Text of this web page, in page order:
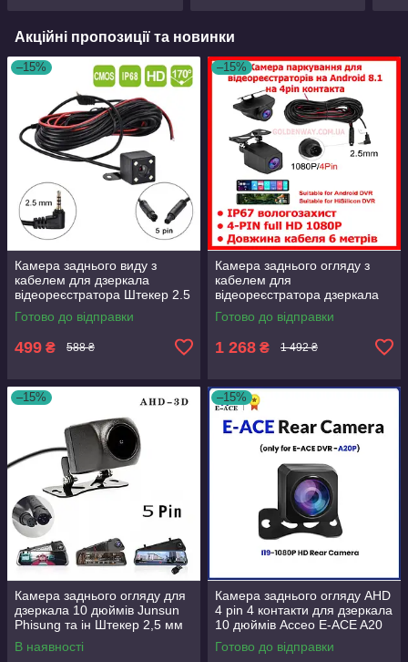
Акційні пропозиції та новинки
–15%
Камера заднього виду з
кабелем для дзеркала
відеореєстратора Штекер 2.5
мм 5 контактів 5 pin
Готово до відправки
499 ₴ 588 ₴
–15%
Камера заднього огляду з
кабелем для
відеореєстратора дзеркала
Android 8.1 з 4G Штекер 2,5
мм, 4 контакти 4 pin
Готово до відправки
1 268 ₴ 1 492 ₴
–15%
Камера заднього огляду для
дзеркала 10 дюймів Junsun
Phisung та ін Штекер 2,5 мм
5 контактів 5 pin 1п
В наявності
–15%
Камера заднього огляду AHD
4 pin 4 контакти для дзеркала
10 дюймів Acceo E-ACE A20
A37 A37P A38 A45 A45P A47
A48
Готово до відправки